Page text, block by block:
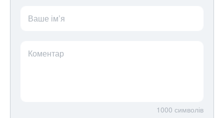
Ваше ім’я
Коментар
1000 символів